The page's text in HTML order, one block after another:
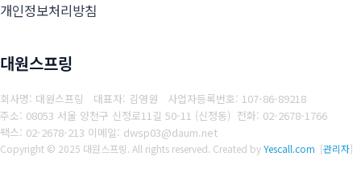
개인정보처리방침
대원스프링
회사명: 대원스프링 대표자: 김영원 사업자등록번호: 107-86-89218
주소: 08053 서울 양천구 신정로11길 50-11 (신정동) 전화: 02-2678-1766
팩스: 02-2678-213 이메일: dwsp03@daum.net
Copyright © 2025 대원스프링. All rights reserved. Created byYescall.com [관리자]